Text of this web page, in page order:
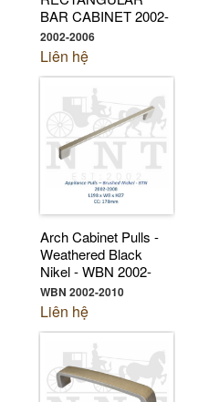
BAR CABINET 2002-
2006
2002-2006
Liên hệ
Arch Cabinet Pulls -
Weathered Black
Nikel - WBN 2002-
2010
WBN 2002-2010
Liên hệ